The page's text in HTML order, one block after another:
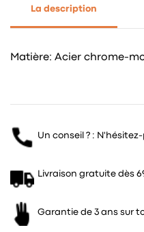
La description
Matière: Acier chrome-
Un conseil ? :
Livraison gratuite dès
Garantie de 3 ans sur